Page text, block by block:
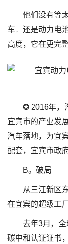
他们没有等
车，还是动力电
高度，它在更完
✪ 2016年，
宜宾市的产业发
汽车落地，为宜
配套，宜宾市政
B。破局
从三江新区
在宜宾的超级工
去年3月，
碳中和认证证书